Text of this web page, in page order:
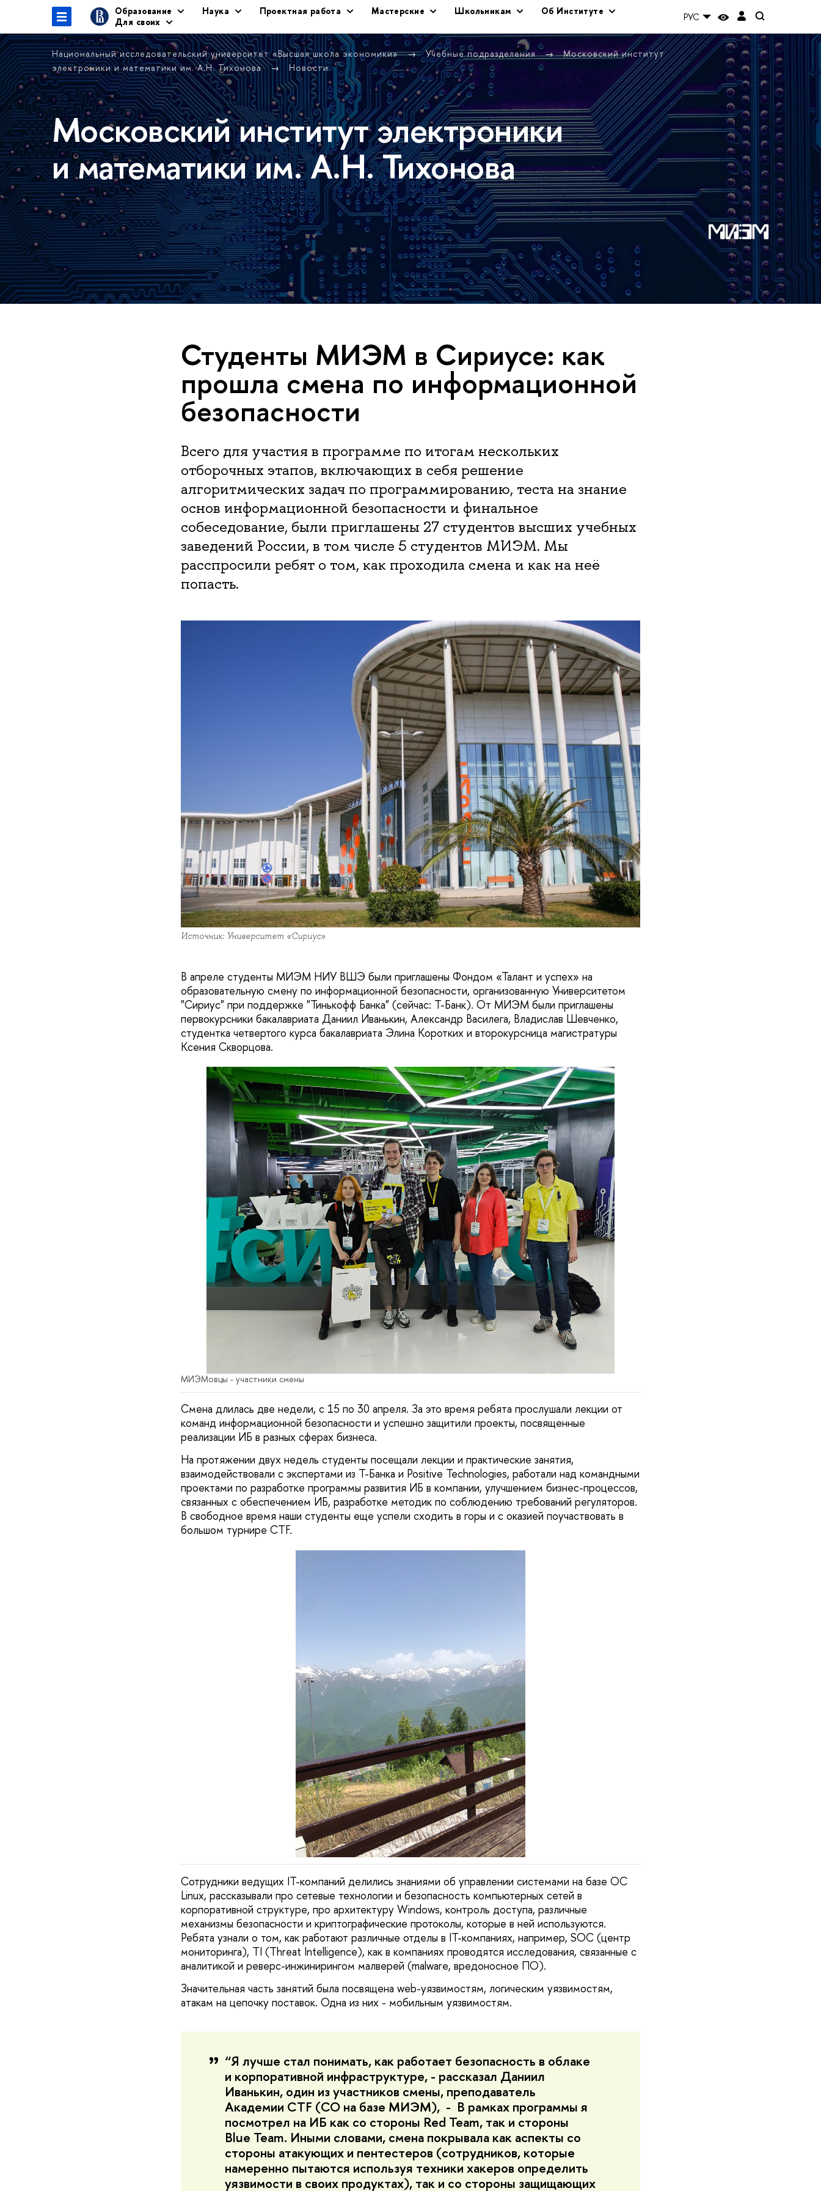
Образование Наука Проектная работа Мастерские Школьникам
Об Институте
Для своих
РУС
Национальный исследовательский университет «Высшая школа экономики» Учебные подразделения
Московский институт
электроники и математики им. А.Н. Тихонова
Новости
Московский институт электроники
и математики им. А.Н. Тихонова
Студенты МИЭМ в Сириусе: как
прошла смена по информационной
безопасности
Всего для участия в программе по итогам нескольких
отборочных этапов, включающих в себя решение
алгоритмических задач по программированию, теста на знание
основ информационной безопасности и финальное
собеседование, были приглашены 27 студентов высших учебных
заведений России, в том числе 5 студентов МИЭМ. Мы
расспросили ребят о том, как проходила смена и как на неё
попасть.
Источник: Университет «Сириус»
В апреле студенты МИЭМ НИУ ВШЭ были приглашены Фондом «Талант и успех» на
образовательную смену по информационной безопасности, организованную Университетом
"Сириус" при поддержке "Тинькофф Банка" (сейчас: Т-Банк). От МИЭМ были приглашены
первокурсники бакалавриата Даниил Иванькин, Александр Василега, Владислав Шевченко,
студентка четвертого курса бакалавриата Элина Коротких и второкурсница магистратуры
Ксения Скворцова.
МИЭМовцы - участники смены
Смена длилась две недели, с 15 по 30 апреля. За это время ребята прослушали лекции от
команд информационной безопасности и успешно защитили проекты, посвященные
реализации ИБ в разных сферах бизнеса.
На протяжении двух недель студенты посещали лекции и практические занятия,
взаимодействовали с экспертами из Т-Банка и Positive Technologies, работали над командными
проектами по разработке программы развития ИБ в компании, улучшением бизнес-процессов,
связанных с обеспечением ИБ, разработке методик по соблюдению требований регуляторов.
В свободное время наши студенты еще успели сходить в горы и с оказией поучаствовать в
большом турнире CTF.
Сотрудники ведущих IT-компаний делились знаниями об управлении системами на базе ОС
Linux, рассказывали про сетевые технологии и безопасность компьютерных сетей в
корпоративной структуре, про архитектуру Windows, контроль доступа, различные
механизмы безопасности и криптографические протоколы, которые в ней используются.
Ребята узнали о том, как работают различные отделы в IT-компаниях, например, SOC (центр
мониторинга), TI (Threat Intelligence), как в компаниях проводятся исследования, связанные с
аналитикой и реверс-инжинирингом малверей (malware, вредоносное ПО).
Значительная часть занятий была посвящена web-уязвимостям, логическим уязвимостям,
атакам на цепочку поставок. Одна из них - мобильным уязвимостям.
“Я лучше стал понимать, как работает безопасность в облаке
и корпоративной инфраструктуре, - рассказал Даниил
Иванькин, один из участников смены, преподаватель
Академии CTF (СО на базе МИЭМ), - В рамках программы я
посмотрел на ИБ как со стороны Red Team, так и стороны
Blue Team. Иными словами, смена покрывала как аспекты со
стороны атакующих и пентестеров (сотрудников, которые
намеренно пытаются используя техники хакеров определить
уязвимости в своих продуктах), так и со стороны защищающих